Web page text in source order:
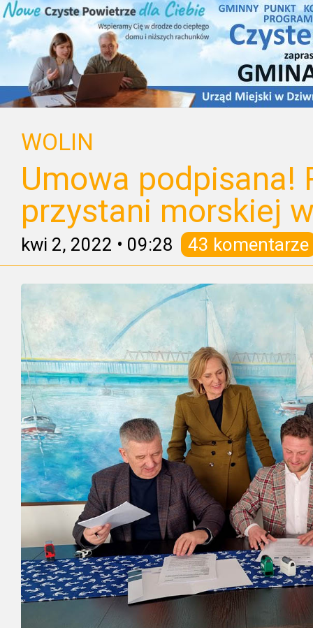
WOLIN
Umowa podpisana!
przystani morskiej
kwi 2, 2022 • 09:28 43 komentarze